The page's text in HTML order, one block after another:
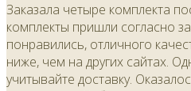
Заказала четыре комплекта
комплекты пришли согласно
понравились, отличного
ниже, чем на других сайтах.
учитывайте доставку.